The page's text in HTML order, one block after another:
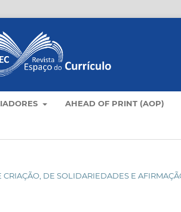
AHEAD OF PRINT (AOP)
DE SOLIDARIEDADES E